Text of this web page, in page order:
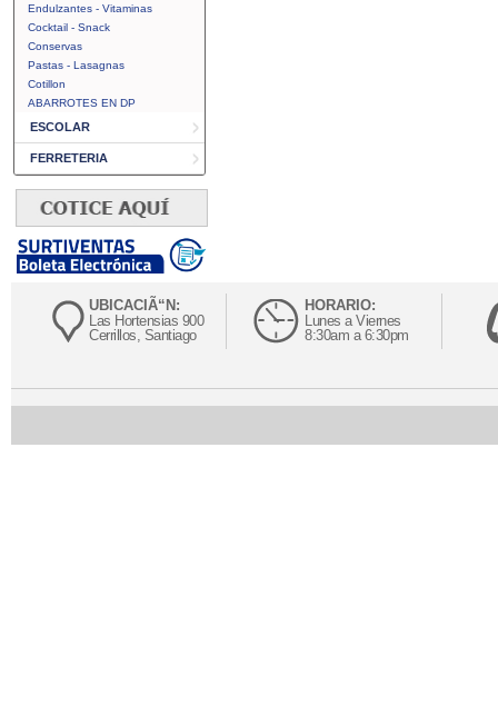
Endulzantes - Vitaminas
Cocktail - Snack
Conservas
Pastas - Lasagnas
Cotillon
ABARROTES EN DP
ESCOLAR
FERRETERIA
UBICACIÃ“N:
Las Hortensias 900
Cerrillos, Santiago
HORARIO:
Lunes a Viernes
8:30am a 6:30pm